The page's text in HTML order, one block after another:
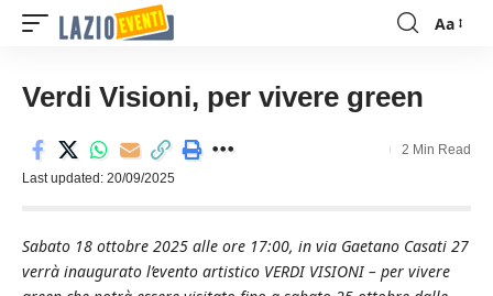
Font
Aa
Verdi Visioni, per vivere green
Last updated: 20/09/2025
2 Min Read
Sabato 18 ottobre 2025 alle ore 17:00, in via Gaetano Casati 27
verrà inaugurato l’evento artistico VERDI VISIONI – per vivere